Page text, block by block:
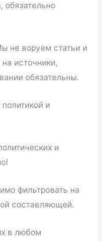
обязательно
не воруем статьи и
источники,
обязательны.
и
и
фильтровать на
составляющей.
в любом